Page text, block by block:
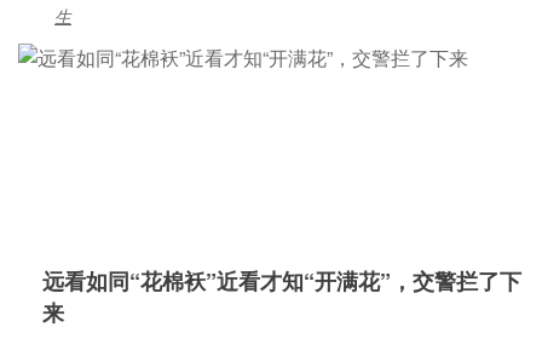
生
远看如同“花棉袄”近看才知“开满花”，交警拦了下
来